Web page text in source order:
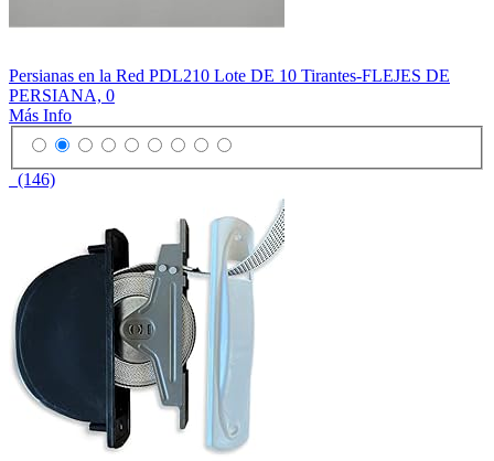
Persianas en la Red PDL210 Lote DE 10 Tirantes-FLEJES DE
PERSIANA, 0
Más Info
(146)